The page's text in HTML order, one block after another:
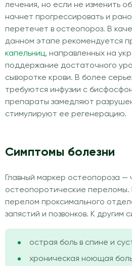
лечения, но если не изменить
начнет прогрессировать и
перетечет в остеопороз. В
данном этапе рекомендуется
капельниц, направленных на
поддержание достаточного
сыворотке крови. В более
требуются инфузии с
препараты замедляют
стимулируют ее регенерацию.
Симптомы болезни
Главный маркер остеопороза —
остеопоротические переломы.
перелом проксимального
запястий и позвонков. К другим
острая боль в спине и
хроническая ноющая